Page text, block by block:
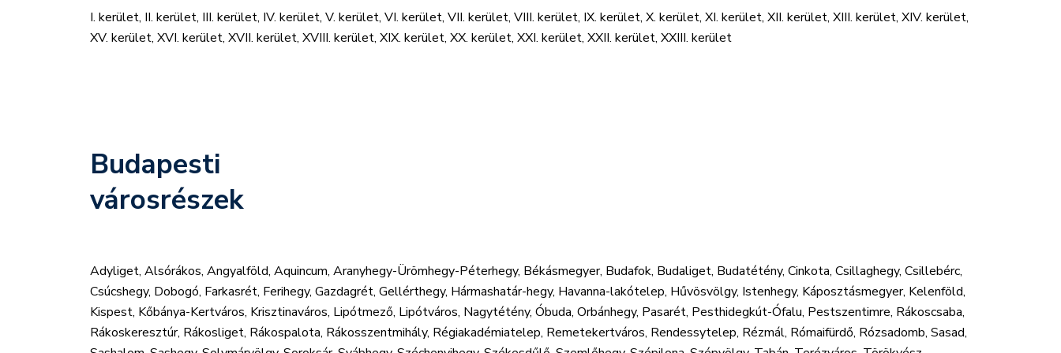
I. kerület, II. kerület, III. kerület, IV. kerület, V. kerület, VI. kerület, VII. kerület, VIII. kerület, IX. kerület, X. kerület, XI. kerület, XII. kerület, XIII. kerület, XIV. kerület,
XV. kerület, XVI. kerület, XVII. kerület, XVIII. kerület, XIX. kerület, XX. kerület, XXI. kerület, XXII. kerület, XXIII. kerület
Budapesti
városrészek
Adyliget, Alsórákos, Angyalföld, Aquincum, Aranyhegy-Ürömhegy-Péterhegy, Békásmegyer, Budafok, Budaliget, Budatétény, Cinkota, Csillaghegy, Csillebérc,
Csúcshegy, Dobogó, Farkasrét, Ferihegy, Gazdagrét, Gellérthegy, Hármashatár-hegy, Havanna-lakótelep, Hűvösvölgy, Istenhegy, Káposztásmegyer, Kelenföld,
Kispest, Kőbánya-Kertváros, Krisztinaváros, Lipótmező, Lipótváros, Nagytétény, Óbuda, Orbánhegy, Pasarét, Pesthidegkút-Ófalu, Pestszentimre, Rákoscsaba,
Rákoskeresztúr, Rákosliget, Rákospalota, Rákosszentmihály, Régiakadémiatelep, Remetekertváros, Rendessytelep, Rézmál, Rómaifürdő, Rózsadomb, Sasad,